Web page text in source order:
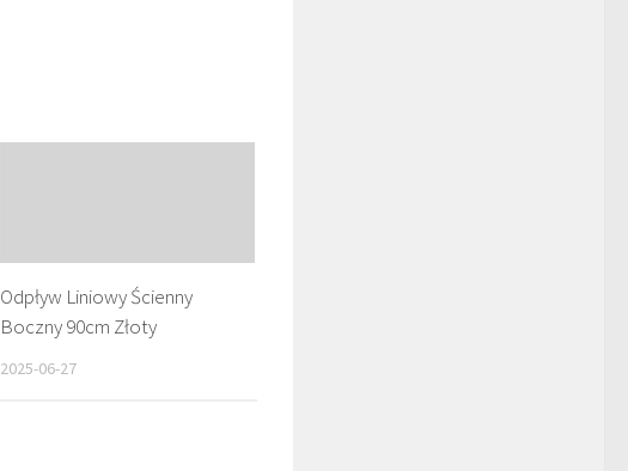
Odpływ Liniowy Ścienny
Boczny 90cm Złoty
2025-06-27